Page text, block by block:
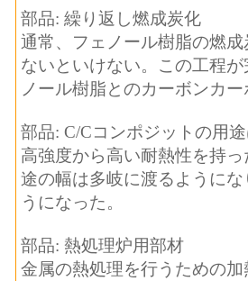
部品: 繰り返し燃成炭化
通常、フェノール樹脂の燃
ないといけない。この工程
ノール樹脂とのカーボンカ
部品: C/Cコンポジットの用
高強度から高い耐熱性を持
途の幅は多岐に渡るように
うになった。
部品: 熱処理炉用部材
金属の熱処理を行うための